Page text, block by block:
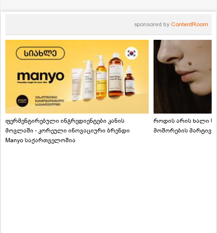
sponsored by ContentRoom
ფერმენტირებული ინგრედიენტები კანის
მოვლაში - კორეული ინოვაციური ბრენდი
Manyo საქართველოშია
როდის არის ხალი
მოშორების